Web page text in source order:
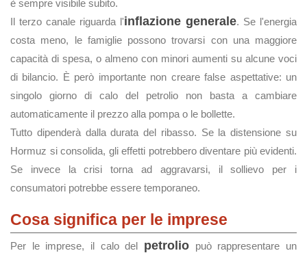
è sempre visibile subito.
Il terzo canale riguarda l'inflazione generale. Se l'energia
costa meno, le famiglie possono trovarsi con una maggiore
capacità di spesa, o almeno con minori aumenti su alcune voci
di bilancio. È però importante non creare false aspettative: un
singolo giorno di calo del petrolio non basta a cambiare
automaticamente il prezzo alla pompa o le bollette.
Tutto dipenderà dalla durata del ribasso. Se la distensione su
Hormuz si consolida, gli effetti potrebbero diventare più evidenti.
Se invece la crisi torna ad aggravarsi, il sollievo per i
consumatori potrebbe essere temporaneo.
Cosa significa per le imprese
Per le imprese, il calo del petrolio può rappresentare un